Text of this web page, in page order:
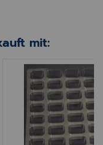
mit:
Blister DOSI 35